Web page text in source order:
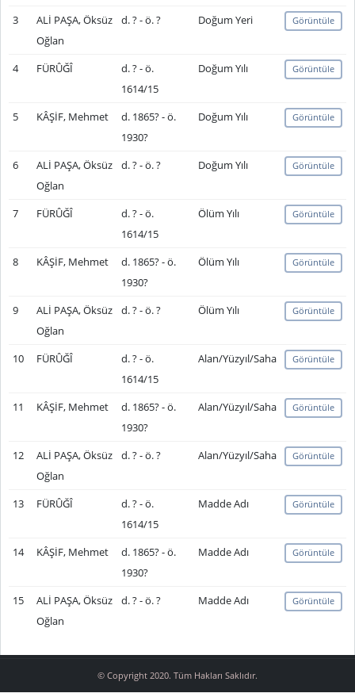
3
ALİ PAŞA, Öksüz
Oğlan
d. ? - ö. ? Doğum Yeri Görüntüle
4 FÜRÛĞÎ
d. ? - ö.
1614/15
Doğum Yılı Görüntüle
5 KÂŞİF, Mehmet
d. 1865? - ö.
1930?
Doğum Yılı Görüntüle
6
ALİ PAŞA, Öksüz
Oğlan
d. ? - ö. ? Doğum Yılı Görüntüle
7 FÜRÛĞÎ
d. ? - ö.
1614/15
Ölüm Yılı Görüntüle
8 KÂŞİF, Mehmet
d. 1865? - ö.
1930?
Ölüm Yılı Görüntüle
9
ALİ PAŞA, Öksüz
Oğlan
d. ? - ö. ? Ölüm Yılı Görüntüle
10 FÜRÛĞÎ
d. ? - ö.
1614/15
Alan/Yüzyıl/Saha Görüntüle
11 KÂŞİF, Mehmet
d. 1865? - ö.
1930?
Alan/Yüzyıl/Saha Görüntüle
12
ALİ PAŞA, Öksüz
Oğlan
d. ? - ö. ? Alan/Yüzyıl/Saha Görüntüle
13 FÜRÛĞÎ
d. ? - ö.
1614/15
Madde Adı Görüntüle
14 KÂŞİF, Mehmet
d. 1865? - ö.
1930?
Madde Adı Görüntüle
15
ALİ PAŞA, Öksüz
Oğlan
d. ? - ö. ? Madde Adı Görüntüle
© Copyright 2020. Tüm Hakları Saklıdır.